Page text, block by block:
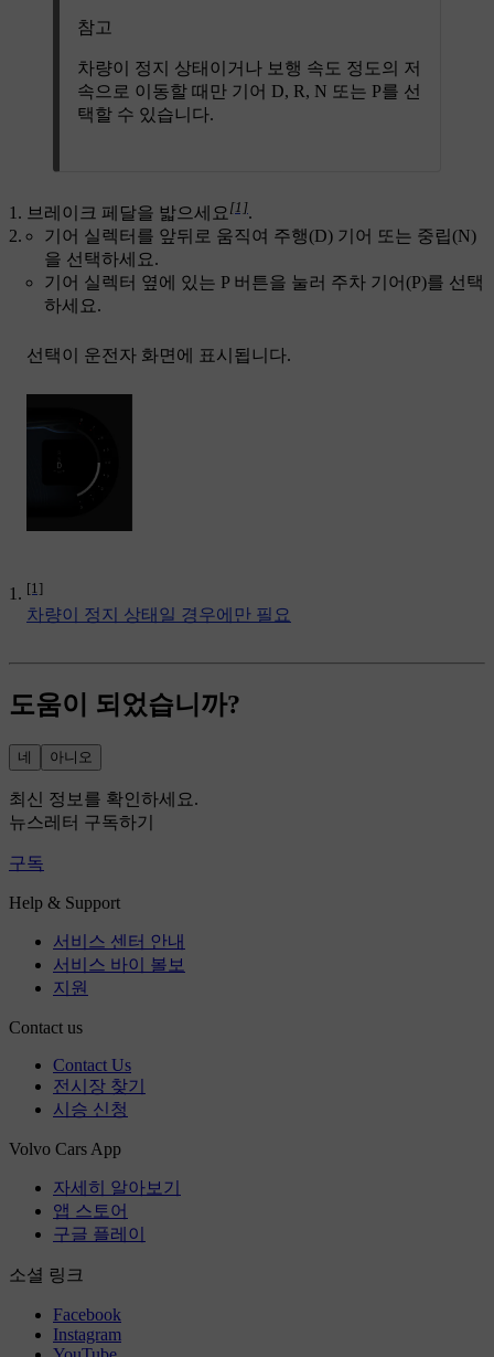
참고
차량이 정지 상태이거나 보행 속도 정도의 저
속으로 이동할 때만 기어 D, R, N 또는 P를 선
택할 수 있습니다.
브레이크 페달을 밟으세요 [1].
기어 실렉터를 앞뒤로 움직여 주행(D) 기어 또는 중립(N)
을 선택하세요.
기어 실렉터 옆에 있는 P 버튼을 눌러 주차 기어(P)를 선택
하세요.
선택이 운전자 화면에 표시됩니다.
[1]
차량이 정지 상태일 경우에만 필요
도움이 되었습니까?
네 아니오